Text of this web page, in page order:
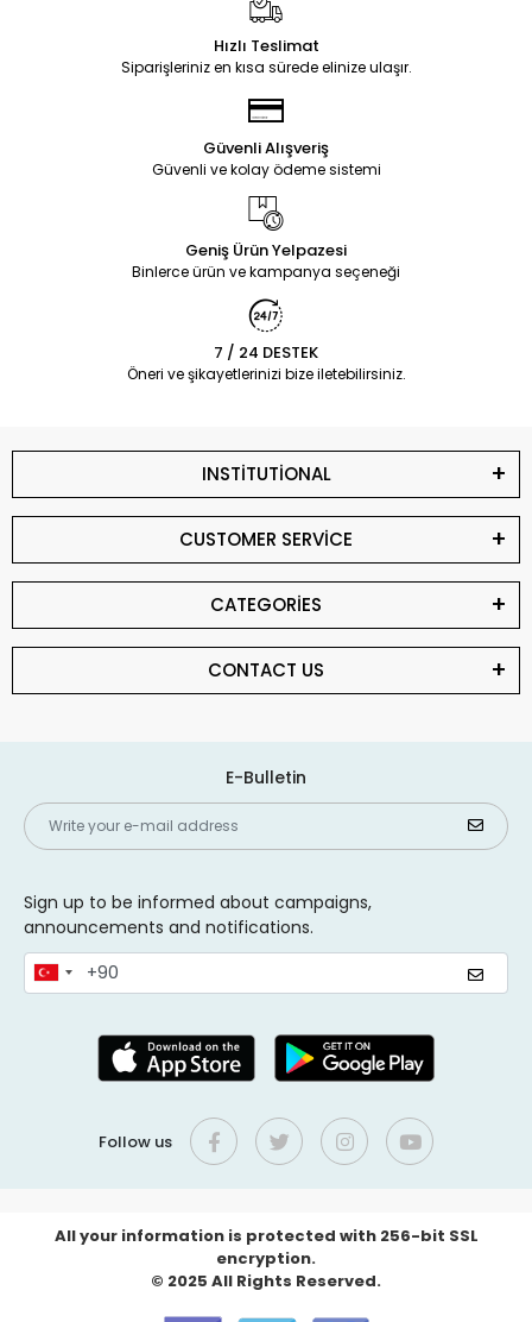
Hızlı Teslimat
Siparişleriniz en kısa sürede elinize ulaşır.
Güvenli Alışveriş
Güvenli ve kolay ödeme sistemi
Geniş Ürün Yelpazesi
Binlerce ürün ve kampanya seçeneği
7 / 24 DESTEK
Öneri ve şikayetlerinizi bize iletebilirsiniz.
INSTİTUTİONAL
CUSTOMER SERVİCE
CATEGORİES
CONTACT US
E-Bulletin
Sign up to be informed about campaigns,
announcements and notifications.
Follow us
All your information is protected with 256-bit SSL
encryption.
© 2025 All Rights Reserved.